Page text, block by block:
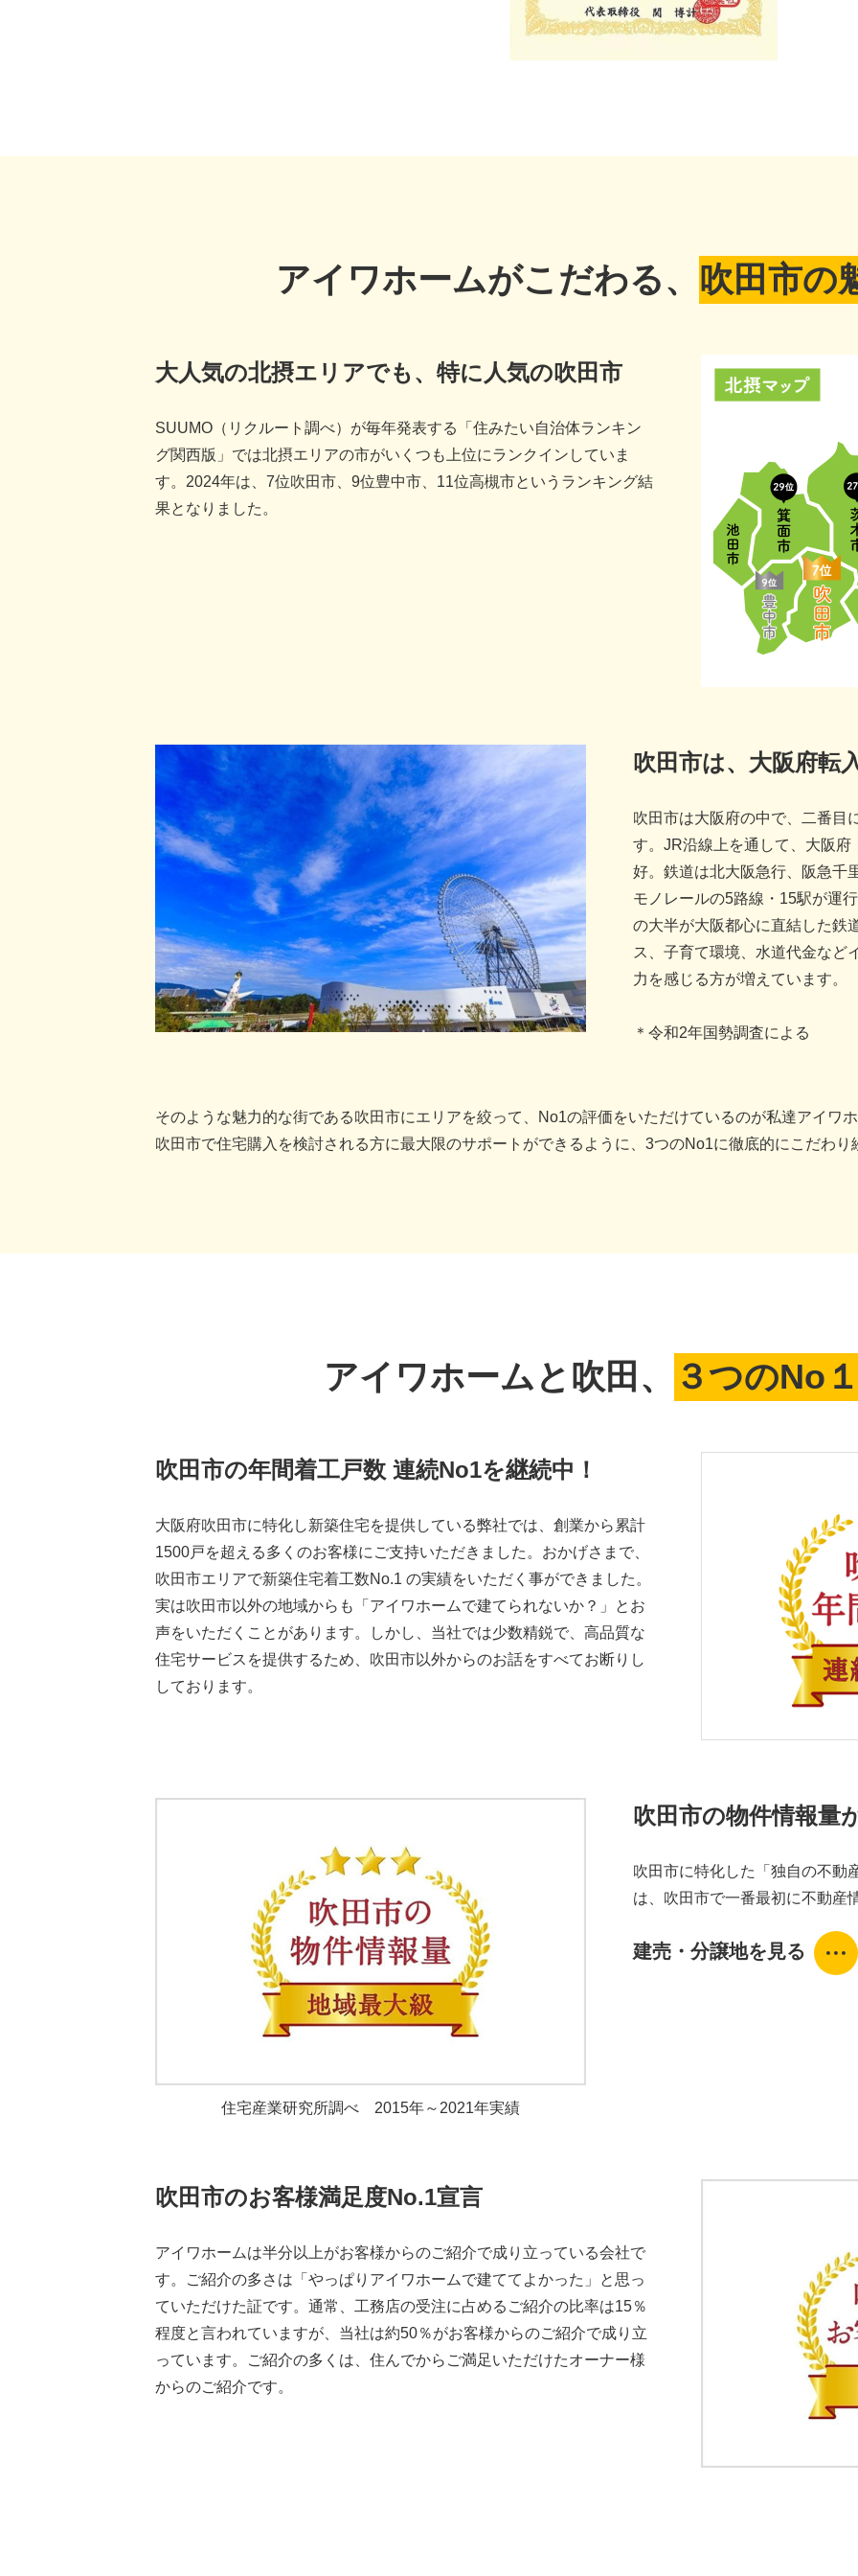
アイワホームがこだわる、 吹田市の
大人気の北摂エリアでも、特に人気の吹田市
SUUMO（リクルート調べ）が毎年発表する「住みたい自治体ランキン
グ関西版」では北摂エリアの市がいくつも上位にランクインしていま
す。2024年は、7位吹田市、9位豊中市、11位高槻市というランキング結
果となりました。
吹田市は、大阪府転
吹田市は大阪府の中で、二番目
す。JR沿線上を通して、大阪
好。鉄道は北大阪急行、阪急千
モノレールの5路線・15駅が運
の大半が大阪都心に直結した鉄
ス、子育て環境、水道代金など
力を感じる方が増えています。
＊令和2年国勢調査による
そのような魅力的な街である吹田市にエリアを絞って、No1の評価をいただけているのが私達アイワ
吹田市で住宅購入を検討される方に最大限のサポートができるように、3つのNo1に徹底的にこだわり
アイワホームと吹田、 ３つのNo
吹田市の年間着工戸数 連続No1を継続中！
大阪府吹田市に特化し新築住宅を提供している弊社では、創業から累計
1500戸を超える多くのお客様にご支持いただきました。おかげさまで、
吹田市エリアで新築住宅着工数No.1 の実績をいただく事ができました。
実は吹田市以外の地域からも「アイワホームで建てられないか？」とお
声をいただくことがあります。しかし、当社では少数精鋭で、高品質な
住宅サービスを提供するため、吹田市以外からのお話をすべてお断りし
しております。
住宅産業研究所調べ 2015年～2021年実績
吹田市の物件情報量
吹田市に特化した「独自の不動
は、吹田市で一番最初に不動産
建売・分譲地を見る
吹田市のお客様満足度No.1宣言
アイワホームは半分以上がお客様からのご紹介で成り立っている会社で
す。ご紹介の多さは「やっぱりアイワホームで建ててよかった」と思っ
ていただけた証です。通常、工務店の受注に占めるご紹介の比率は15％
程度と言われていますが、当社は約50％がお客様からのご紹介で成り立
っています。ご紹介の多くは、住んでからご満足いただけたオーナー様
からのご紹介です。